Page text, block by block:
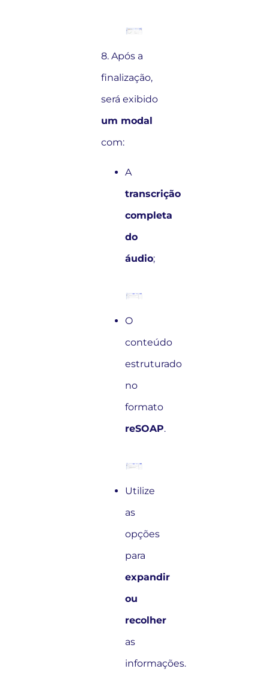
8. Após a
finalização,
será exibido
um modal
com:
A
transcrição
completa
do
áudio;
O
conteúdo
estruturado
no
formato
reSOAP.
Utilize
as
opções
para
expandir
ou
recolher
as
informações.